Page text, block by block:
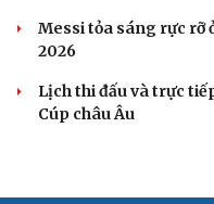
Messi tỏa sáng rực rỡ
2026
Lịch thi đấu và trực
Cúp châu Âu